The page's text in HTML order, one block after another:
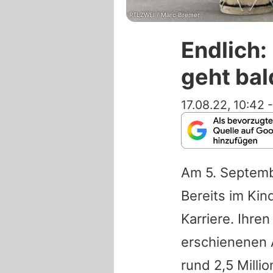
RTLZWEI / Marc Bremer
geht
17.08.22, 10:42
Am 5.
Bereits im
Karriere.
erschienenen
rund 2,5